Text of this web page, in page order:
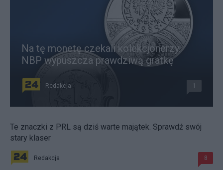
Na tę monetę czekali kolekcjonerzy.
NBP wypuszcza prawdziwą gratkę
Redakcja 1
Te znaczki z PRL są dziś warte majątek. Sprawdź swój
stary klaser
Redakcja 8